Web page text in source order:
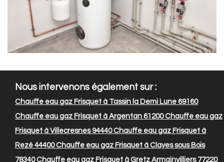
Nous intervenons également sur :
Chauffe eau gaz Frisquet à Tassin la Demi Lune 69160
Chauffe eau gaz Frisquet à Argentan 61200Chauffe eau gaz
Frisquet à Villecresnes 94440Chauffe eau gaz Frisquet à
Rezé 44400Chauffe eau gaz Frisquet à Clayes sous Bois
78340Chauffe eau gaz Frisquet à Gretz Armainvilliers 77220